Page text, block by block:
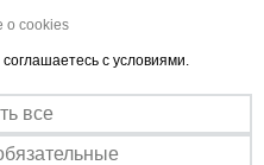
для заливки любых
нагрузку.
о cookies
с условиями.
все